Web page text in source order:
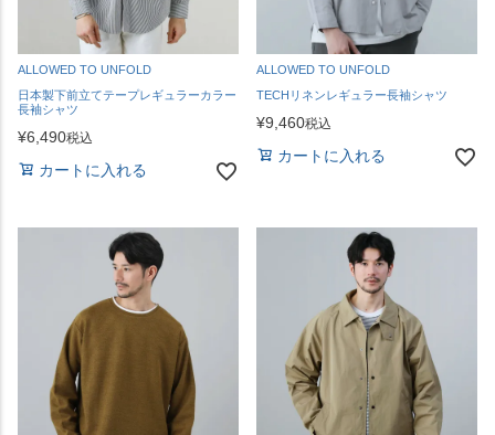
ALLOWED TO UNFOLD
日本製下前立てテープレギュラーカラー
長袖シャツ
¥6,490税込
カートに入れる
ALLOWED TO UNFOLD
TECHリネンレギュラー長袖シャツ
¥9,460税込
カートに入れる